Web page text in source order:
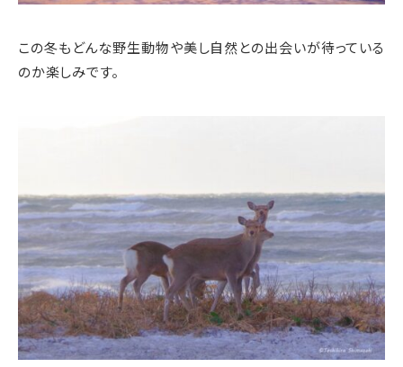
この冬もどんな野生動物や美し自然との出会いが待っている
のか楽しみです。